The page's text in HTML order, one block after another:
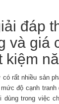
đáp
và giá
kiệm
rất nhiều sản
độ cạnh
trong việc